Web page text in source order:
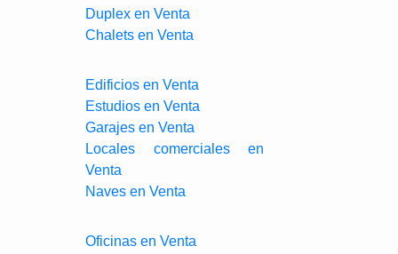
Duplex en Venta
Chalets en Venta
Edificios en Venta
Estudios en Venta
Garajes en Venta
Locales comerciales en
Venta
Naves en Venta
Oficinas en Venta